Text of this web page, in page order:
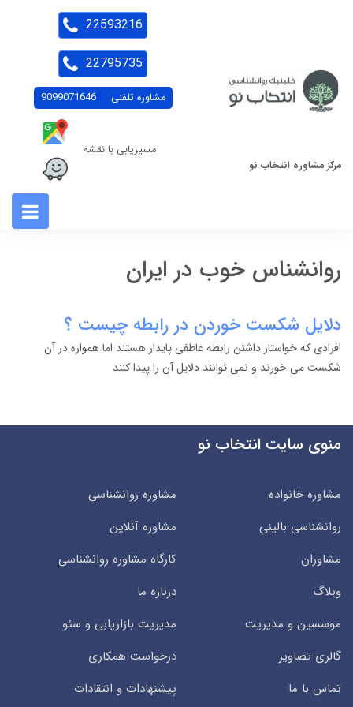
مرکز مشاوره انتخاب نو
مشاوره تلفنی 9099071646
مسیریابی با نقشه
22593216
22795735
روانشناس خوب در ایران
دلایل شکست خوردن در رابطه چیست ؟
افرادی که خواستار داشتن رابطه عاطفی پایدار هستند اما همواره در آن
شکست می خورند و نمی توانند دلایل آن را پیدا کنند
منوی سایت انتخاب نو
مشاوره خانواده
مشاوره روانشناسی
روانشناسی بالینی
مشاوره آنلاین
مشاوران
کارگاه مشاوره روانشناسی
وبلاگ
درباره ما
موسسین و مدیریت
مدیریت بازاریابی و سئو
گالری تصاویر
درخواست همکاری
تماس با ما
پیشنهادات و انتقادات